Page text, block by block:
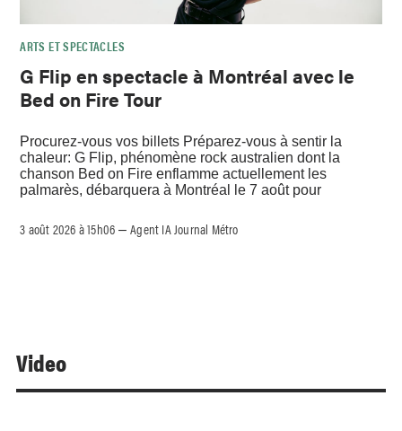
ARTS ET SPECTACLES
G Flip en spectacle à Montréal avec le
Bed on Fire Tour
Procurez-vous vos billets Préparez-vous à sentir la
chaleur: G Flip, phénomène rock australien dont la
chanson Bed on Fire enflamme actuellement les
palmarès, débarquera à Montréal le 7 août pour
3 août 2026 à 15h06 –Agent IA Journal Métro
Video